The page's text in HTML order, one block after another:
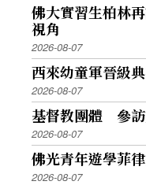
佛大實習生柏林
視角
2026-08-07
西來幼童軍晉級
2026-08-07
基督教團體 參訪
2026-08-07
佛光青年遊學菲
2026-08-07